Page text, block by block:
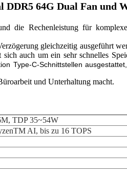
DDR5 64G Dual Fan und
die Rechenleistung für
gleichzeitig ausgeführt
auch um ein sehr schnelles
Type-C-Schnittstellen
und Unterhaltung macht.
TDP 35~54W
AI, bis zu 16 TOPS